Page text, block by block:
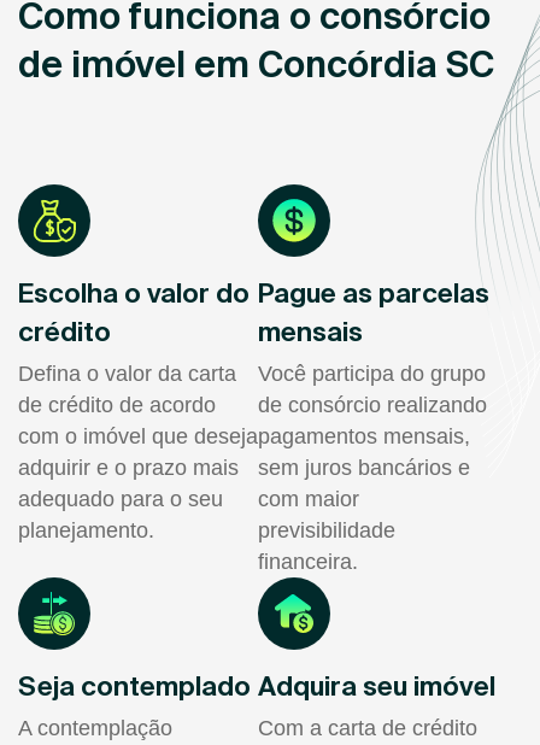
Como funciona o consórcio
de imóvel em Concórdia SC
Escolha o valor do
crédito
Defina o valor da carta
de crédito de acordo
com o imóvel que deseja
adquirir e o prazo mais
adequado para o seu
planejamento.
Pague as parcelas
mensais
Você participa do grupo
de consórcio realizando
pagamentos mensais,
sem juros bancários e
com maior
previsibilidade
financeira.
Seja contemplado
A contemplação
Adquira seu imóvel
Com a carta de crédito